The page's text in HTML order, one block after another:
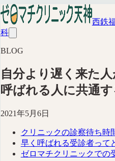
西鉄
科
BLOG
自分より遅く来た
呼ばれる人に共通
2021年5月6日
クリニックの診察待ち時
早く呼ばれる受診者って
ゼロマチクリニックでの